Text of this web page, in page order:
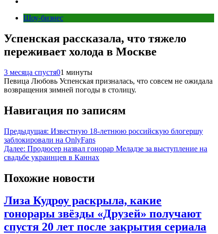
Шоу-бизнес
Успенская рассказала, что тяжело
переживает холода в Москве
3 месяца спустя01 минуты
Певица Любовь Успенская призналась, что совсем не ожидала
возвращения зимней погоды в столицу.
Навигация по записям
Предыдущая: Известную 18-летнюю российскую блогершу
заблокировали на OnlyFans
Далее: Продюсер назвал гонорар Меладзе за выступление на
свадьбе украинцев в Каннах
Похожие новости
Лиза Кудроу раскрыла, какие
гонорары звёзды «Друзей» получают
спустя 20 лет после закрытия сериала